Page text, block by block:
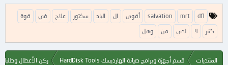
ا
ل
ك
ل
م
ا
dfl
mrt
salvation أقوي ال الباد سكتور علاج في
قوة
كتير
لا لدي من وهل
المنتديات قسم أجهزة وبرامج صيانة الهارديسك HardDisk Tools ركن الأعطال وطلبات